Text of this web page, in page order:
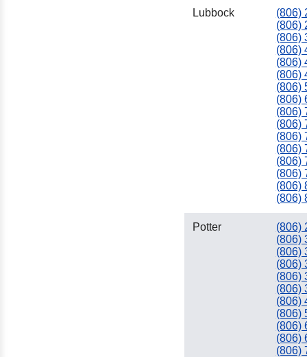
Lubbock
(806)
(806)
(806)
(806)
(806)
(806)
(806)
(806)
(806)
(806)
(806)
(806)
(806)
(806)
(806)
(806)
Potter
(806)
(806)
(806)
(806)
(806)
(806)
(806)
(806)
(806)
(806)
(806)